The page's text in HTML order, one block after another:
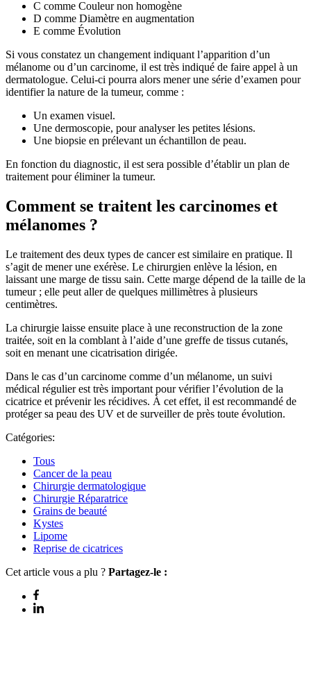
C comme Couleur non homogène
D comme Diamètre en augmentation
E comme Évolution
Si vous constatez un changement indiquant l’apparition d’un
mélanome ou d’un carcinome, il est très indiqué de faire appel à un
dermatologue. Celui-ci pourra alors mener une série d’examen pour
identifier la nature de la tumeur, comme :
Un examen visuel.
Une dermoscopie, pour analyser les petites lésions.
Une biopsie en prélevant un échantillon de peau.
En fonction du diagnostic, il est sera possible d’établir un plan de
traitement pour éliminer la tumeur.
Comment se traitent les carcinomes et
mélanomes ?
Le traitement des deux types de cancer est similaire en pratique. Il
s’agit de mener une exérèse. Le chirurgien enlève la lésion, en
laissant une marge de tissu sain. Cette marge dépend de la taille de la
tumeur ; elle peut aller de quelques millimètres à plusieurs
centimètres.
La chirurgie laisse ensuite place à une reconstruction de la zone
traitée, soit en la comblant à l’aide d’une greffe de tissus cutanés,
soit en menant une cicatrisation dirigée.
Dans le cas d’un carcinome comme d’un mélanome, un suivi
médical régulier est très important pour vérifier l’évolution de la
cicatrice et prévenir les récidives. À cet effet, il est recommandé de
protéger sa peau des UV et de surveiller de près toute évolution.
Catégories:
Tous
Cancer de la peau
Chirurgie dermatologique
Chirurgie Réparatrice
Grains de beauté
Kystes
Lipome
Reprise de cicatrices
Cet article vous a plu ? Partagez-le :